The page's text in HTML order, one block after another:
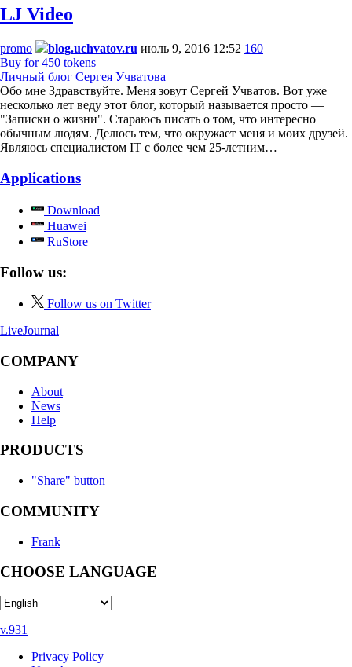
LJ Video
promo blog.uchvatov.ru июль 9, 2016 12:52 160
Buy for 450 tokens
Личный блог Сергея Учватова
Обо мне Здравствуйте. Меня зовут Сергей Учватов. Вот уже
несколько лет веду этот блог, который называется просто —
"Записки о жизни". Стараюсь писать о том, что интересно
обычным людям. Делюсь тем, что окружает меня и моих друзей.
Являюсь специалистом IT с более чем 25-летним…
Applications
Download
Huawei
RuStore
Follow us:
Follow us on Twitter
LiveJournal
COMPANY
About
News
Help
PRODUCTS
"Share" button
COMMUNITY
Frank
CHOOSE LANGUAGE
v.931
Privacy Policy